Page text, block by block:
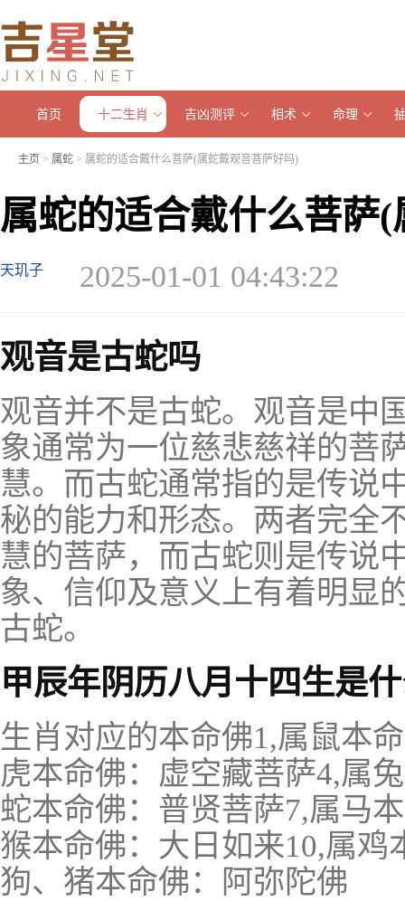
首页 十二生肖 吉凶测评 相术 命理
主页 > 属蛇 > 属蛇的适合戴什么菩萨(属蛇戴观音菩萨好吗)
属蛇的适合戴什么菩萨
天玑子 2025-01-01 04:43:22
观音是古蛇吗
观音并不是古蛇。观音是中
象通常为一位慈悲慈祥的菩
慧。而古蛇通常指的是传说
秘的能力和形态。两者完全
慧的菩萨，而古蛇则是传说
象、信仰及意义上有着明显
古蛇。
甲辰年阴历八月十四生是
生肖对应的本命佛1,属鼠本
虎本命佛：虚空藏菩萨4,属
蛇本命佛：普贤菩萨7,属马
猴本命佛：大日如来10,属鸡
狗、猪本命佛：阿弥陀佛